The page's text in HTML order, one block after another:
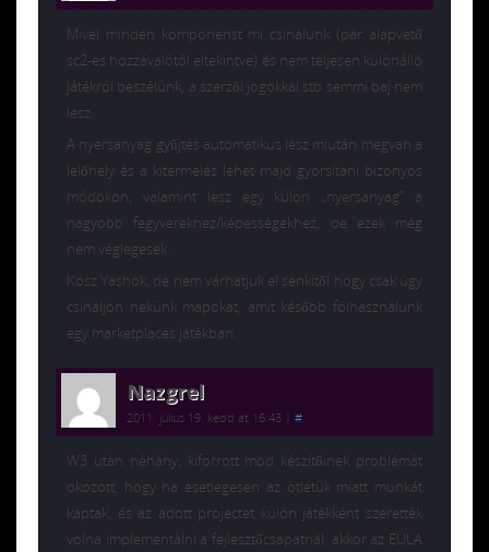
Mivel minden komponenst mi csinálunk (pár alapvető
sc2-es hozzávalótól eltekintve) és nem teljesen különálló
játékról beszélünk, a szerzői jogokkal stb semmi baj nem
lesz.
A nyersanyag gyűjtés automatikus lesz miután megvan a
lelőhely és a kitermelés lehet majd gyorsítani bizonyos
módokon, valamint lesz egy külön „nyersanyag” a
nagyobb fegyverekhez/képességekhez, de ezek még
nem véglegesek.
Kösz Yashok, de nem várhatjuk el senkitől hogy csak úgy
csináljon nekünk mapokat, amit később fölhasználunk
egy marketplaces játékban.
Nazgrel
2011. július 19. kedd at 16:43 #
W3 után néhány, kiforrott mod készítőinek problémát
okozott, hogy ha esetlegesen az ötletük miatt munkát
kaptak, és az adott projectet külön játékként szerették
volna implementálni a fejlesztőcsapatnál, akkor az EULA